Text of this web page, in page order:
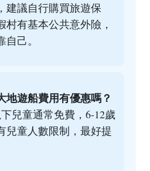
建議自行購買旅遊保
村有基本公共意外險，
己。
地遊船費用有優惠嗎？
兒童通常免費，6-12歲
兒童人數限制，最好提